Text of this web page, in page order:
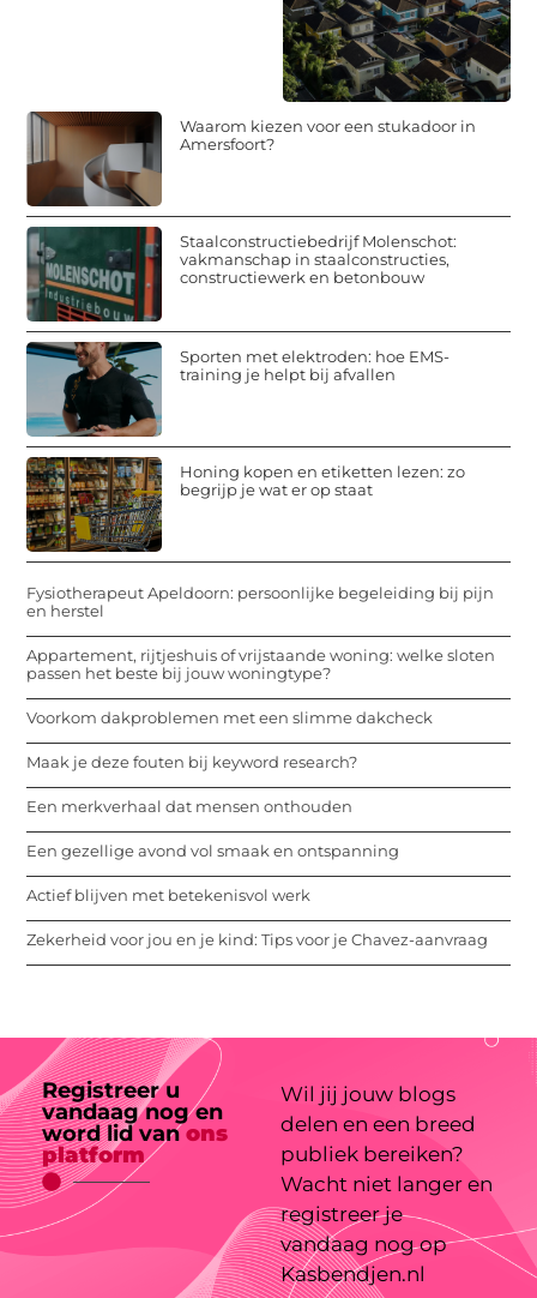
Waarom kiezen voor een stukadoor in
Amersfoort?
Staalconstructiebedrijf Molenschot:
vakmanschap in staalconstructies,
constructiewerk en betonbouw
Sporten met elektroden: hoe EMS-
training je helpt bij afvallen
Honing kopen en etiketten lezen: zo
begrijp je wat er op staat
Fysiotherapeut Apeldoorn: persoonlijke begeleiding bij pijn
en herstel
Appartement, rijtjeshuis of vrijstaande woning: welke sloten
passen het beste bij jouw woningtype?
Voorkom dakproblemen met een slimme dakcheck
Maak je deze fouten bij keyword research?
Een merkverhaal dat mensen onthouden
Een gezellige avond vol smaak en ontspanning
Actief blijven met betekenisvol werk
Zekerheid voor jou en je kind: Tips voor je Chavez-aanvraag
Registreer u
vandaag nog en
word lid vanons
platform
Wil jij jouw blogs
delen en een breed
publiek bereiken?
Wacht niet langer en
registreer je
vandaag nog op
Kasbendjen.nl